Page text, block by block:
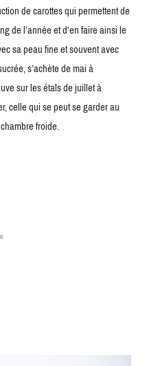
de carottes qui permettent de
de l’année et d’en faire ainsi le
sa peau fine et souvent avec
s’achète de mai à
sur les étals de juillet à
celle qui se peut se garder au
froide.